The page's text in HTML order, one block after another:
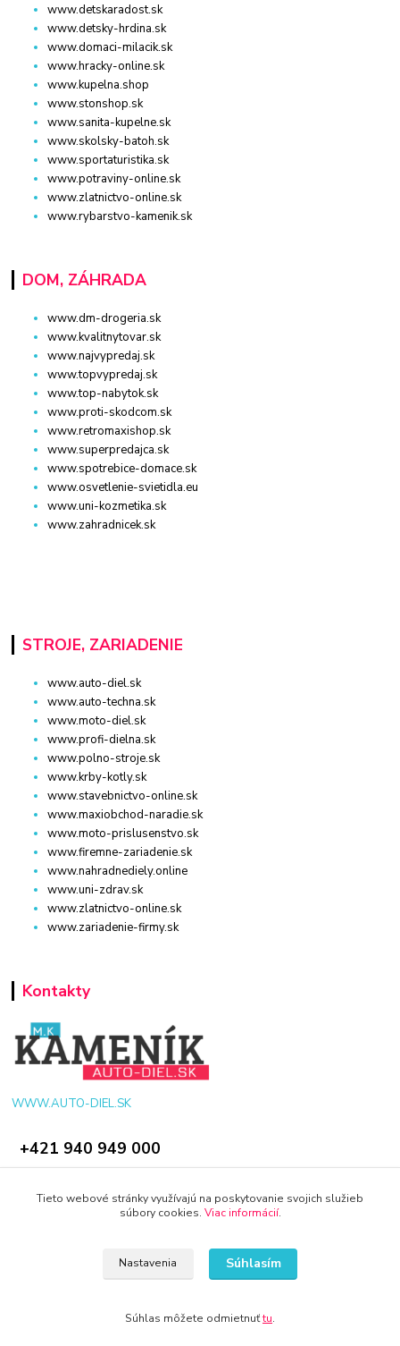
www.detskaradost.sk
www.detsky-hrdina.sk
www.domaci-milacik.sk
www.hracky-online.sk
www.kupelna.shop
www.stonshop.sk
www.sanita-kupelne.sk
www.skolsky-batoh.sk
www.sportaturistika.sk
www.potraviny-online.sk
www.zlatnictvo-online.sk
www.rybarstvo-kamenik.sk
DOM, ZÁHRADA
www.dm-drogeria.sk
www.kvalitnytovar.sk
www.najvypredaj.sk
www.topvypredaj.sk
www.top-nabytok.sk
www.proti-skodcom.sk
www.retromaxishop.sk
www.superpredajca.sk
www.spotrebice-domace.sk
www.osvetlenie-svietidla.eu
www.uni-kozmetika.sk
www.zahradnicek.sk
STROJE, ZARIADENIE
www.auto-diel.sk
www.auto-techna.sk
www.moto-diel.sk
www.profi-dielna.sk
www.polno-stroje.sk
www.krby-kotly.sk
www.stavebnictvo-online.sk
www.maxiobchod-naradie.sk
www.moto-prislusenstvo.sk
www.firemne-zariadenie.sk
www.nahradnediely.online
www.uni-zdrav.sk
www.zlatnictvo-online.sk
www.zariadenie-firmy.sk
Kontakty
WWW.AUTO-DIEL.SK
+421 940 949 000
© 2024 Všetky práva vyhradené KAMENIK.SK
Tieto webové stránky využívajú na poskytovanie svojich služieb
súbory cookies. Viac informácií.
Nastavenia Súhlasím
Súhlas môžete odmietnuťtu.